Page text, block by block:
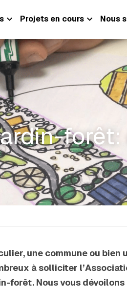
Projets en cours Nous
une commune ou
à solliciter
forêt. Nous vous